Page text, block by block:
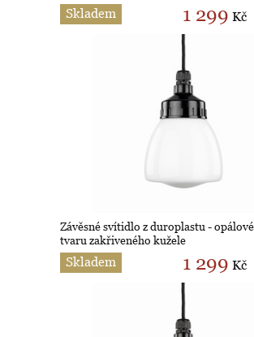
Skladem 1 299 Kč
Závěsné svítidlo z duroplastu -
tvaru zakřiveného kužele
Skladem 1 299 Kč